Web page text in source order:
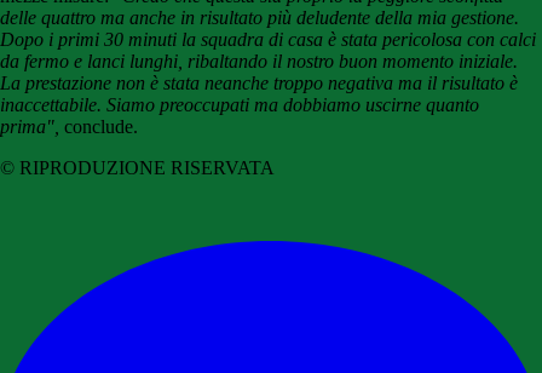
delle quattro ma anche in risultato più deludente della mia gestione.
Dopo i primi 30 minuti la squadra di casa è stata pericolosa con calci
da fermo e lanci lunghi, ribaltando il nostro buon momento iniziale.
La prestazione non è stata neanche troppo negativa ma il risultato è
inaccettabile. Siamo preoccupati ma dobbiamo uscirne quanto
prima", conclude.
© RIPRODUZIONE RISERVATA